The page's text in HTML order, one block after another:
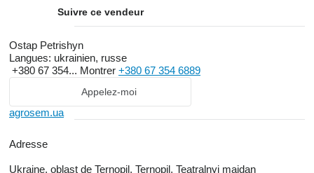
Suivre ce vendeur
Ostap Petrishyn
Langues: ukrainien, russe
+380 67 354... Montrer +380 67 354 6889
Appelez-moi
agrosem.ua
Adresse
Ukraine, oblast de Ternopil, Ternopil, Teatralnyi maidan